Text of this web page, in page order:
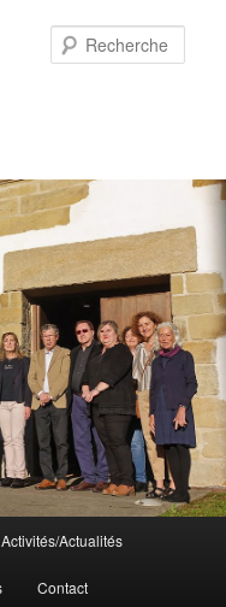
Activités/Actualités
Contact